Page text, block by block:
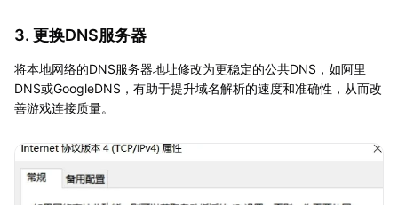
3. 更换DNS服务器
将本地网络的DNS服务器地址修改为更稳定的公共DNS，如阿里
DNS或GoogleDNS，有助于提升域名解析的速度和准确性，从而改
善游戏连接质量。